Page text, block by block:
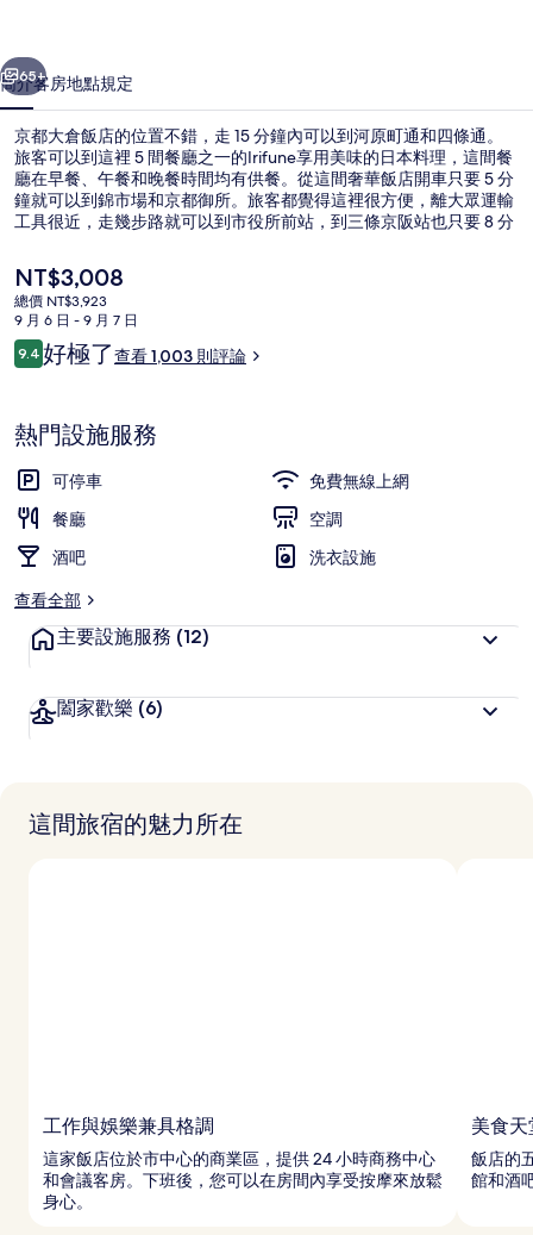
相
片
集
個 下一個
65+
簡介客房地點規定
京都大倉飯店的位置不錯，走 15 分鐘內可以到河原町通和四條通。
旅客可以到這裡 5 間餐廳之一的Irifune享用美味的日本料理，這間餐
廳在早餐、午餐和晚餐時間均有供餐。從這間奢華飯店開車只要 5 分
鐘就可以到錦市場和京都御所。旅客都覺得這裡很方便，離大眾運輸
工具很近，走幾步路就可以到市役所前站，到三條京阪站也只要 8 分
目
前
的
價
格
NT$3,008
總價 NT$3,923
9 月 6 日 - 9 月 7 日
評
論
9.49.4 分，滿分 10 分，
好極了查看 1,003 則評論
熱門設施服務
可停車
免費無線上網
餐廳
空調
酒吧
洗衣設施
查看全部
主要設施服務 (12)
闔家歡樂 (6)
這間旅宿的魅力所在
工作與娛樂兼具格調
這家飯店位於市中心的商業區，提供 24 小時商務中心
和會議客房。下班後，您可以在房間內享受按摩來放鬆
身心。
美食天
飯店的
館和酒